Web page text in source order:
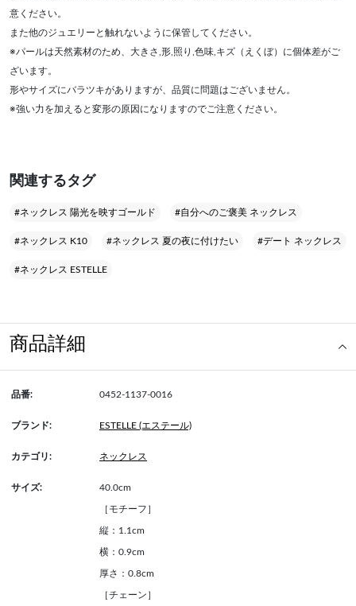
意ください。
また他のジュエリーと触れないように保管してください。
※パールは天然素材のため、大きさ,形,照り,色味,キズ（えくぼ）に個体差がご
ざいます。
形やサイズにバラツキがありますが、品質に問題はございません。
※強い力を加えると変形の原因になりますのでご注意ください。
関連するタグ
#ネックレス 陽光を映すゴールド #自分へのご褒美 ネックレス
#ネックレス K10 #ネックレス 夏の夜に付けたい #デート ネックレス
#ネックレス ESTELLE
商品詳細
品番: 0452-1137-0016
ブランド: ESTELLE (エステール)
カテゴリ: ネックレス
サイズ: 40.0cm
［モチーフ］
縦：1.1cm
横：0.9cm
厚さ：0.8cm
［チェーン］